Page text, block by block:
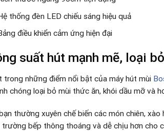
thống đèn LED chiếu sáng hiệu quả
điều khiển cảm ứng hiện đại
suất hút mạnh mẽ, loại
trong những điểm nổi bật của máy hút mùi
chóng loại bỏ mùi thức ăn, khói dầu mỡ và
thường xuyên chế biến các món chiên,
trường bếp thông thoáng và dễ chịu hơn cho